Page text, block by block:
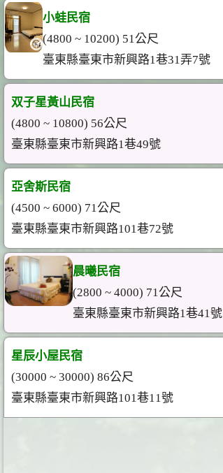
小蛙民宿
(4800 ~ 10200) 51公尺
臺東縣臺東市新興路1巷31弄7號
双子星黃山民宿
(4800 ~ 10800) 56公尺
臺東縣臺東市新興路1巷49號
亞舍斯民宿
(4500 ~ 6000) 71公尺
臺東縣臺東市新興路101巷72號
晨曦民宿
(2800 ~ 4000) 71公尺
臺東縣臺東市新興路1巷41號
星辰小屋民宿
(30000 ~ 30000) 86公尺
臺東縣臺東市新興路101巷11號